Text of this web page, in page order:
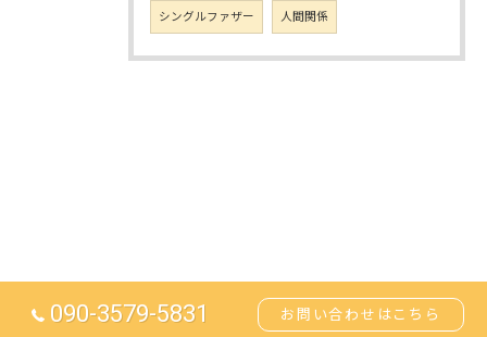
シングルファザー 人間関係
090-3579-5831 お問い合わせはこちら